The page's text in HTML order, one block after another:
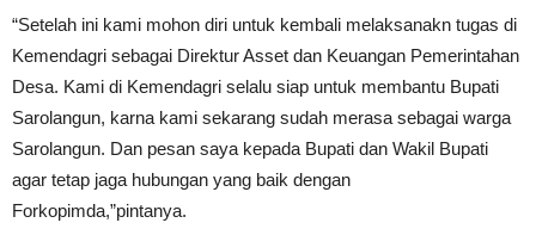
“Setelah ini kami mohon diri untuk kembali melaksanakn tugas di
Kemendagri sebagai Direktur Asset dan Keuangan Pemerintahan
Desa. Kami di Kemendagri selalu siap untuk membantu Bupati
Sarolangun, karna kami sekarang sudah merasa sebagai warga
Sarolangun. Dan pesan saya kepada Bupati dan Wakil Bupati
agar tetap jaga hubungan yang baik dengan
Forkopimda,”pintanya.